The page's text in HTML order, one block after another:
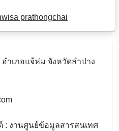
prathongchai
ำเภอแจ้ห่ม จังหวัดลำปาง
: งานศูนย์ข้อมูลสารสนเทศ